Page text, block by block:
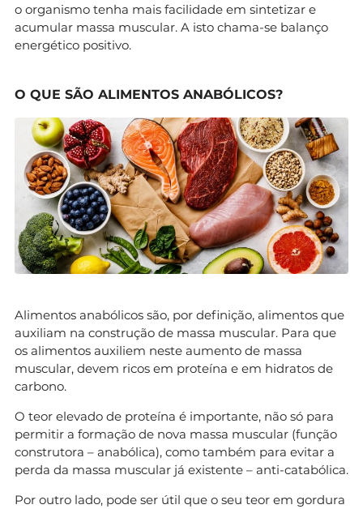
o organismo tenha mais facilidade em sintetizar e
acumular massa muscular. A isto chama-se balanço
energético positivo.
O QUE SÃO ALIMENTOS ANABÓLICOS?
Alimentos anabólicos são, por definição, alimentos que
auxiliam na construção de massa muscular. Para que
os alimentos auxiliem neste aumento de massa
muscular, devem ricos em proteína e em hidratos de
carbono.
O teor elevado de proteína é importante, não só para
permitir a formação de nova massa muscular (função
construtora – anabólica), como também para evitar a
perda da massa muscular já existente – anti-catabólica.
Por outro lado, pode ser útil que o seu teor em gordura